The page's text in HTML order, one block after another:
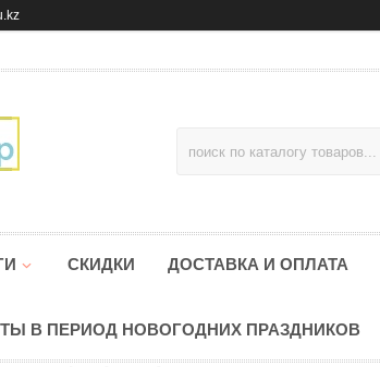
СКИДКИ ДОСТАВКА И ОПЛАТА
В ПЕРИОД НОВОГОДНИХ ПРАЗДНИКОВ